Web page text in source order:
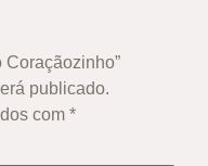
Coraçãozinho”
publicado.
com *